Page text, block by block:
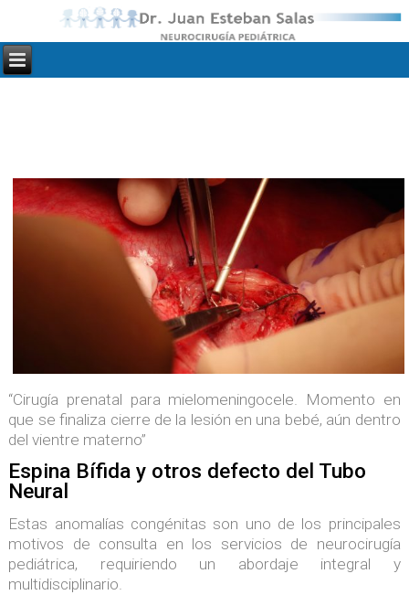
“Cirugía prenatal para mielomeningocele. Momento en
que se finaliza cierre de la lesión en una bebé, aún dentro
del vientre materno”
Espina Bífida y otros defecto del Tubo
Neural
Estas anomalías congénitas son uno de los principales
motivos de consulta en los servicios de neurocirugía
pediátrica, requiriendo un abordaje integral y
multidisciplinario.